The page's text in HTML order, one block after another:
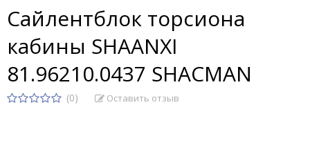
Сайлентблок торсиона
кабины SHAANXI
81.96210.0437 SHACMAN
(0) Оставить отзыв